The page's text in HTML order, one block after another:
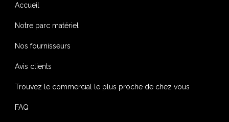
Accueil
Notre parc matériel
Nos fournisseurs
Avis clients
Trouvez le commercial le plus proche de chez vous
FAQ